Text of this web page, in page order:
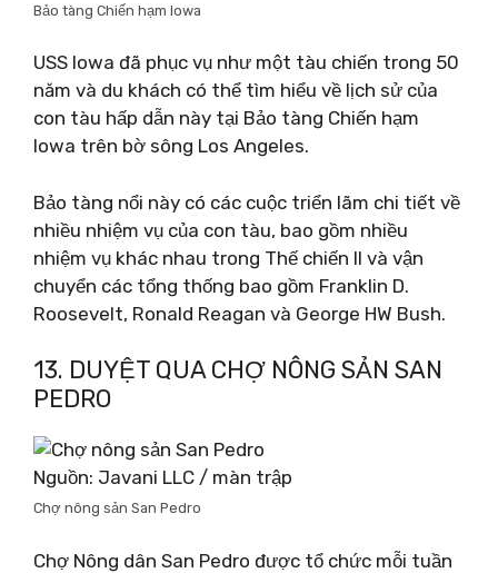
Bảo tàng Chiến hạm Iowa
USS Iowa đã phục vụ như một tàu chiến trong 50
năm và du khách có thể tìm hiểu về lịch sử của
con tàu hấp dẫn này tại Bảo tàng Chiến hạm
Iowa trên bờ sông Los Angeles.
Bảo tàng nổi này có các cuộc triển lãm chi tiết về
nhiều nhiệm vụ của con tàu, bao gồm nhiều
nhiệm vụ khác nhau trong Thế chiến II và vận
chuyển các tổng thống bao gồm Franklin D.
Roosevelt, Ronald Reagan và George HW Bush.
13. DUYỆT QUA CHỢ NÔNG SẢN SAN
PEDRO
Nguồn: Javani LLC / màn trập
Chợ nông sản San Pedro
Chợ Nông dân San Pedro được tổ chức mỗi tuần